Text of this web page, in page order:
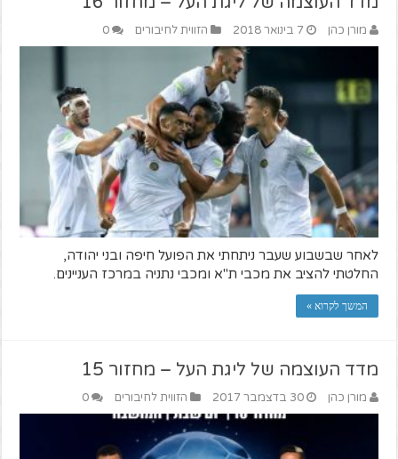
מורן כהן 7 בינואר 2018 הזווית לחיבורים 0
לאחר שבשבוע שעבר ניתחתי את הפועל חיפה ובני יהודה,
החלטתי להציב את מכבי ת"א ומכבי נתניה במרכז העניינים.
המשך לקרוא »
מדד העוצמה של ליגת העל – מחזור 15
מורן כהן 30 בדצמבר 2017 הזווית לחיבורים 0